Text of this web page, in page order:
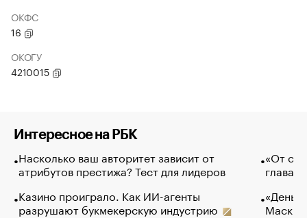
ОКФС
16
ОКОГУ
4210015
Интересное на РБК
Насколько ваш авторитет зависит от
атрибутов престижа? Тест для лидеров
Казино проиграло. Как ИИ-агенты
разрушают букмекерскую индустрию
«От
глава
Маск в